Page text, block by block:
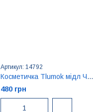
Артикул: 14792
Косметичка Tlumok мідл Чорна
480 грн